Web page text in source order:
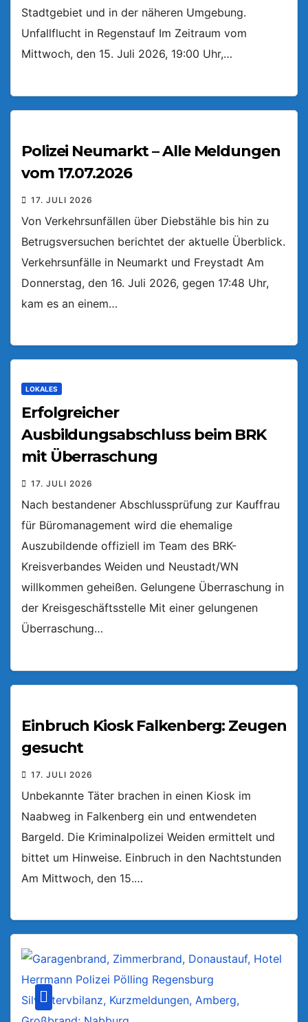
Stadtgebiet und in der näheren Umgebung.
Unfallflucht in Regenstauf Im Zeitraum vom
Mittwoch, den 15. Juli 2026, 19:00 Uhr,…
Polizei Neumarkt – Alle Meldungen
vom 17.07.2026
17. JULI 2026
Von Verkehrsunfällen über Diebstähle bis hin zu
Betrugsversuchen berichtet der aktuelle Überblick.
Verkehrsunfälle in Neumarkt und Freystadt Am
Donnerstag, den 16. Juli 2026, gegen 17:48 Uhr,
kam es an einem…
LOKALES
Erfolgreicher
Ausbildungsabschluss beim BRK
mit Überraschung
17. JULI 2026
Nach bestandener Abschlussprüfung zur Kauffrau
für Büromanagement wird die ehemalige
Auszubildende offiziell im Team des BRK-
Kreisverbandes Weiden und Neustadt/WN
willkommen geheißen. Gelungene Überraschung in
der Kreisgeschäftsstelle Mit einer gelungenen
Überraschung…
Einbruch Kiosk Falkenberg: Zeugen
gesucht
17. JULI 2026
Unbekannte Täter brachen in einen Kiosk im
Naabweg in Falkenberg ein und entwendeten
Bargeld. Die Kriminalpolizei Weiden ermittelt und
bittet um Hinweise. Einbruch in den Nachtstunden
Am Mittwoch, den 15.…